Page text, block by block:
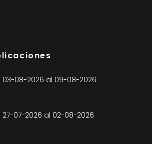
03-08-2026 al 09-08-2026
07-2026 al 02-08-2026